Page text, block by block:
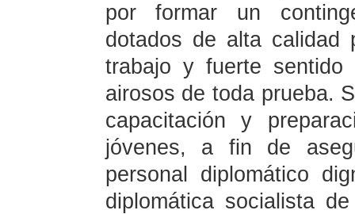
por formar un
dotados de alta calidad
trabajo y fuerte
airosos de toda prueba.
capacitación y
jóvenes, a fin de
personal diplomático
diplomática socialista